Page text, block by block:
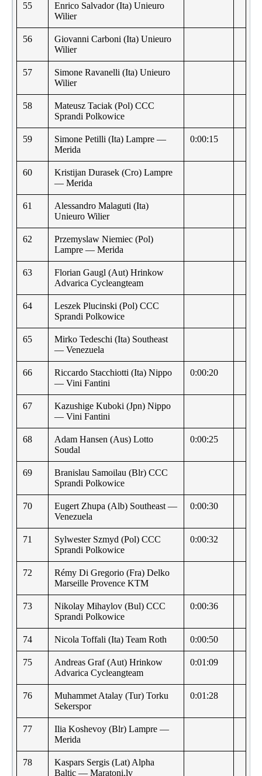
55
Enrico Salvador (Ita) Unieuro
Wilier
56
Giovanni Carboni (Ita) Unieuro
Wilier
57
Simone Ravanelli (Ita) Unieuro
Wilier
58
Mateusz Taciak (Pol) CCC
Sprandi Polkowice
59
Simone Petilli (Ita) Lampre —
Merida
0:00:15
60
Kristijan Durasek (Cro) Lampre
— Merida
61
Alessandro Malaguti (Ita)
Unieuro Wilier
62
Przemyslaw Niemiec (Pol)
Lampre — Merida
63
Florian Gaugl (Aut) Hrinkow
Advarica Cycleangteam
64
Leszek Plucinski (Pol) CCC
Sprandi Polkowice
65
Mirko Tedeschi (Ita) Southeast
— Venezuela
66
Riccardo Stacchiotti (Ita) Nippo
— Vini Fantini
0:00:20
67
Kazushige Kuboki (Jpn) Nippo
— Vini Fantini
68
Adam Hansen (Aus) Lotto
Soudal
0:00:25
69
Branislau Samoilau (Blr) CCC
Sprandi Polkowice
70
Eugert Zhupa (Alb) Southeast —
Venezuela
0:00:30
71
Sylwester Szmyd (Pol) CCC
Sprandi Polkowice
0:00:32
72
Rémy Di Gregorio (Fra) Delko
Marseille Provence KTM
73
Nikolay Mihaylov (Bul) CCC
Sprandi Polkowice
0:00:36
74 Nicola Toffali (Ita) Team Roth 0:00:50
75
Andreas Graf (Aut) Hrinkow
Advarica Cycleangteam
0:01:09
76
Muhammet Atalay (Tur) Torku
Sekerspor
0:01:28
77
Ilia Koshevoy (Blr) Lampre —
Merida
78
Kaspars Sergis (Lat) Alpha
Baltic — Maratoni.lv